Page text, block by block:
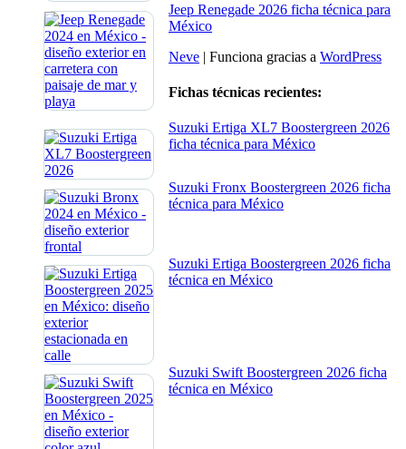
Jeep Renegade 2026 ficha técnica para
México
Neve | Funciona gracias a WordPress
Fichas técnicas recientes:
Suzuki Ertiga XL7 Boostergreen 2026
ficha técnica para México
Suzuki Fronx Boostergreen 2026 ficha
técnica para México
Suzuki Ertiga Boostergreen 2026 ficha
técnica en México
Suzuki Swift Boostergreen 2026 ficha
técnica en México